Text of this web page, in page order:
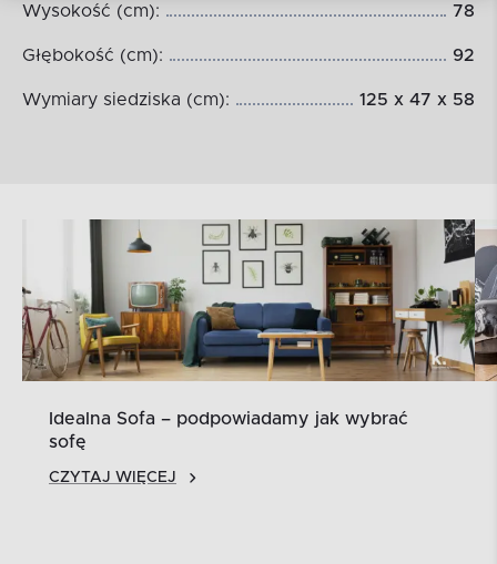
Wysokość (cm): 78
Głębokość (cm): 92
Wymiary siedziska (cm): 125 x 47 x 58
Idealna Sofa – podpowiadamy jak wybrać
sofę
CZYTAJ WIĘCEJ